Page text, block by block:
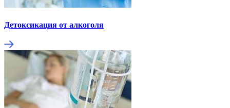
Детоксикация от алкоголя